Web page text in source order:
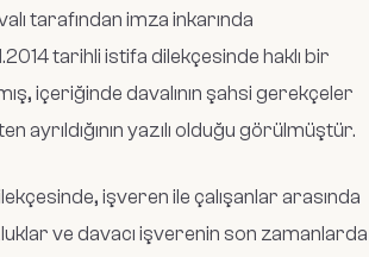
tarafından imza inkarında
tarihli istifa dilekçesinde haklı bir
içeriğinde davalının şahsi gerekçeler
ayrıldığının yazılı olduğu görülmüştür.
işveren ile çalışanlar arasında
ve davacı işverenin son zamanlarda